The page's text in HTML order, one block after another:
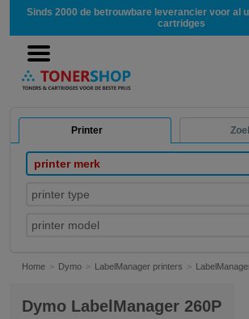
Sinds 2000 de betrouwbare leverancier voor al
cartridges
Printer
printer merk
printer type
printer model
Home Dymo LabelManager printers
Dymo LabelManager 260P